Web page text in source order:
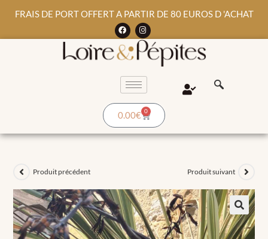
FRAIS DE PORT OFFERT A PARTIR DE 80 EUROS D 'ACHAT
0.00€ 0
Produit précédent Produit suivant